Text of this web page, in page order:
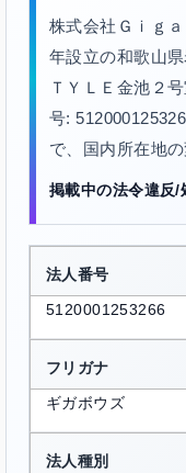
株式会社Ｇｉｇ
年設立の和歌山
ＴＹＬＥ金池２
号:
で、国内所在地
掲載中の法令違反/
法人番号
5120001253266
フリガナ
ギガボウズ
法人種別